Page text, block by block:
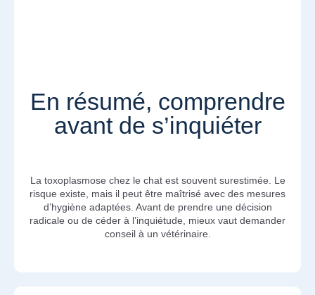
En résumé, comprendre
avant de s’inquiéter
La toxoplasmose chez le chat est souvent surestimée. Le
risque existe, mais il peut être maîtrisé avec des mesures
d’hygiène adaptées. Avant de prendre une décision
radicale ou de céder à l’inquiétude, mieux vaut demander
conseil à un vétérinaire.